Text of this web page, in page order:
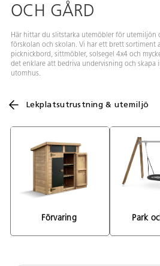
OCH GÅRD
Här hittar du slitstarka utemöbler för utemiljön
förskolan och skolan. Vi har ett brett sortiment
picknickbord, sittmöbler, solsegel 4x4 och
det enklare att bedriva undervisning och skapa
utomhus.
Lekplatsutrustning & utemiljö
Förvaring Park